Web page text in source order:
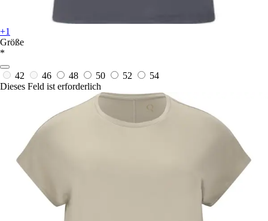
+1
Größe
*
42 46 48 50 52
54
Dieses Feld ist erforderlich